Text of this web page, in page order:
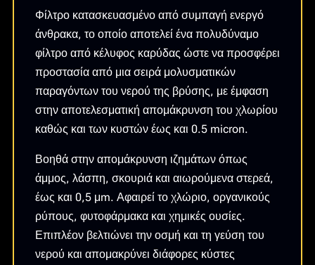
ΆΝΘΡΑΚΑ
Φίλτρο κατασκευασμένο από συμπαγή ενεργό
άνθρακα, το οποίο αποτελεί ένα πολυδύναμο
φίλτρο από κέλυφος καρύδας ώστε να προσφέρει
προστασία από μια σειρά μολυσματικών
παραγόντων του νερού της βρύσης, με έμφαση
στην αποτελεσματική απομάκρυνση του χλωρίου
καθώς και των κυστών έως και 0.5 micron.
Βοηθά στην απομάκρυνση ιζημάτων όπως
άμμος, λάσπη, σκουριά και αιωρούμενα στερεά,
έως και 0,5 μm. Αφαιρεί το χλώριο, οργανικούς
ρύπους, φυτοφάρμακα και χημικές ουσίες.
Επιπλέον βελτιώνει την οσμή και τη γεύση του
νερού και απομακρύνει διάφορες κύστες